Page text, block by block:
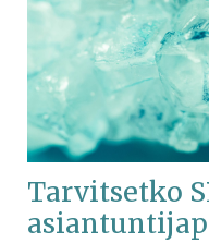
Tarvitsetko